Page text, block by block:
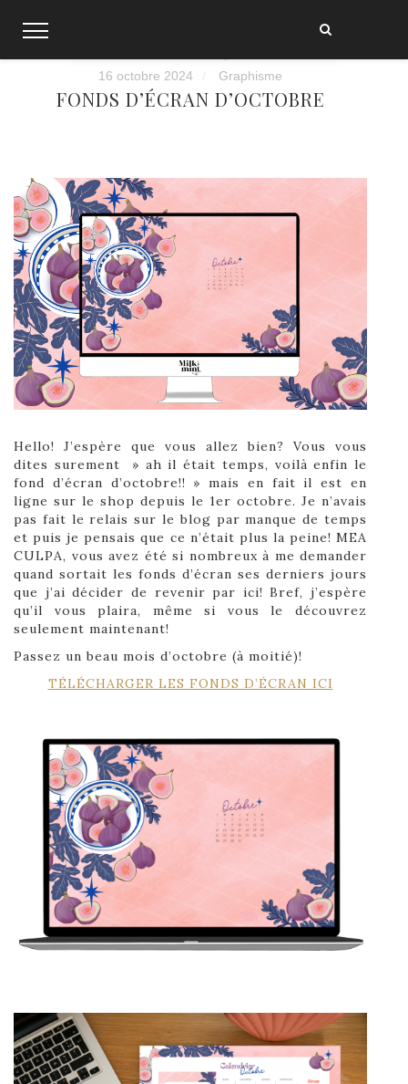
16 octobre 2024 Graphisme
FONDS D’ÉCRAN D’OCTOBRE
Hello! J’espère que vous allez bien? Vous vous
dites surement » ah il était temps, voilà enfin le
fond d’écran d’octobre!! » mais en fait il est en
ligne sur le shop depuis le 1er octobre. Je n’avais
pas fait le relais sur le blog par manque de temps
et puis je pensais que ce n’était plus la peine! MEA
CULPA, vous avez été si nombreux à me demander
quand sortait les fonds d’écran ses derniers jours
que j’ai décider de revenir par ici! Bref, j’espère
qu’il vous plaira, même si vous le découvrez
seulement maintenant!
Passez un beau mois d’octobre (à moitié)!
TÉLÉCHARGER LES FONDS D’ÉCRAN ICI